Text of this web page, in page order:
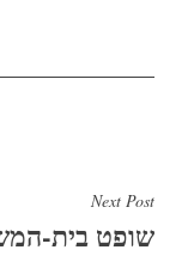
Next Post
שופט בית-